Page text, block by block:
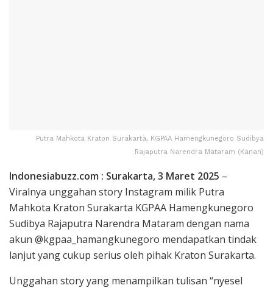
Putra Mahkota Kraton Surakarta, KGPAA Hamengkunegoro Sudibya
Rajaputra Narendra Mataram (Kanan)
Indonesiabuzz.com : Surakarta, 3 Maret 2025 –
Viralnya unggahan story Instagram milik Putra
Mahkota Kraton Surakarta KGPAA Hamengkunegoro
Sudibya Rajaputra Narendra Mataram dengan nama
akun @kgpaa_hamangkunegoro mendapatkan tindak
lanjut yang cukup serius oleh pihak Kraton Surakarta.
Unggahan story yang menampilkan tulisan “nyesel